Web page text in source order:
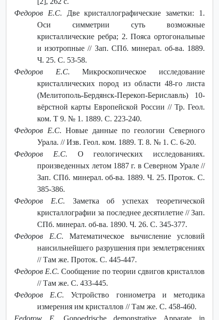
Федоров Е.С. Две кристаллографические заметки: 1.
Оси симметрии суть возможные
кристаллические ребра; 2. Пояса ортогональные
и изотропные // Зап. СПб. минерал. об-ва. 1889.
Ч. 25. С. 53-58.
Федоров Е.С. Микроскопическое исследование
кристаллических пород из области 48-го листа
(Мелитополь-Бердянск-Перекоп-Бериславль) 10-
вёрстной карты Европейской России // Тр. Геол.
ком. Т 9. № 1. 1889. С. 223-240.
Федоров Е.С. Новые данные по геологии Северного
Урала. // Изв. Геол. ком. 1889. Т. 8. № 1. С. 6-20.
Федоров Е.С. О геологических исследованиях.
произведенных летом 1887 г. в Северном Урале //
Зап. СПб. минерал. об-ва. 1889. Ч. 25. Проток. С.
385-386.
Федоров Е.С. Заметка об успехах теоретической
кристаллографии за последнее десятилетие // Зап.
СПб. минерал. об-ва. 1890. Ч. 26. С. 345-377.
Федоров Е.С. Математическое вычисление условий
наисильнейшего разрушения при землетрясениях
// Там же. Проток. С. 445-447.
Федоров Е.С. Сообщение по теории сдвигов кристаллов
// Там же. С. 433-445.
Федоров Е.С. Устройство гониометра и методика
измерения им кристаллов // Там же. С. 458-460.
Fedorow E.
Gonoedrische demonstrative Apparate in